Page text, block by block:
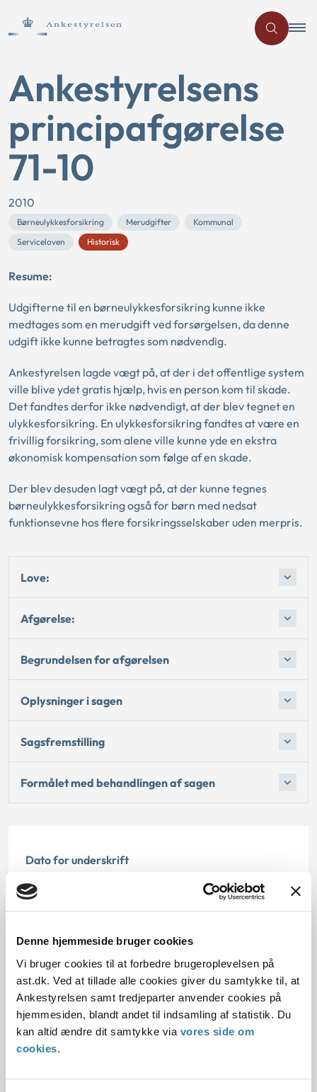
Denne hjemmeside bruger cookies
Vi bruger cookies til at forbedre brugeroplevelsen på
ast.dk. Ved at tillade alle cookies giver du samtykke til, at
Ankestyrelsen samt tredjeparter anvender cookies på
hjemmesiden, blandt andet til indsamling af statistik. Du
kan altid ændre dit samtykke via vores side om
cookies.
Ankestyrelsens
principafgørelse
71-10
2010
Børneulykkesforsikring Merudgifter
Kommunal
Serviceloven
Historisk
Resume:
Udgifterne til en børneulykkesforsikring kunne ikke
medtages som en merudgift ved forsørgelsen, da denne
udgift ikke kunne betragtes som nødvendig.
Ankestyrelsen lagde vægt på, at der i det offentlige system
ville blive ydet gratis hjælp, hvis en person kom til skade.
Det fandtes derfor ikke nødvendigt, at der blev tegnet en
ulykkesforsikring. En ulykkesforsikring fandtes at være en
frivillig forsikring, som alene ville kunne yde en ekstra
økonomisk kompensation som følge af en skade.
Der blev desuden lagt vægt på, at der kunne tegnes
børneulykkesforsikring også for børn med nedsat
funktionsevne hos flere forsikringsselskaber uden merpris.
Love:
Afgørelse:
Begrundelsen for afgørelsen
Oplysninger i sagen
Sagsfremstilling
Formålet med behandlingen af sagen
Dato for underskrift
31.03.2010
Paragraf
§ 41
Journalnummer
3500243-09